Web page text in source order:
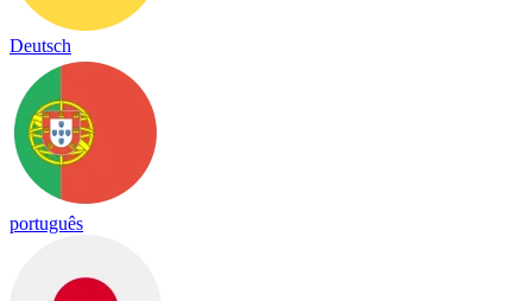
Deutsch
português